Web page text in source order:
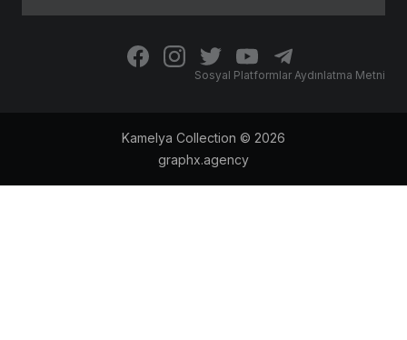
Sosyal Platformlar Aydınlatma Metni
Kamelya Collection © 2026
graphx.agency